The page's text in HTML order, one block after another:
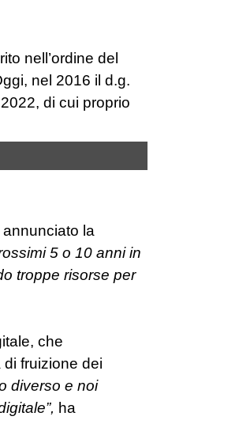
nell’ordine del
nel 2016 il d.g.
di cui proprio
la
5 o 10 anni in
troppe risorse per
che
di fruizione dei
diverso e noi
ha